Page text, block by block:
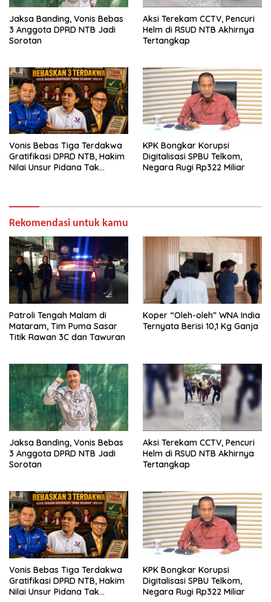
Jaksa Banding, Vonis Bebas
3 Anggota DPRD NTB Jadi
Sorotan
Aksi Terekam CCTV, Pencuri
Helm di RSUD NTB Akhirnya
Tertangkap
Vonis Bebas Tiga Terdakwa
Gratifikasi DPRD NTB, Hakim
Nilai Unsur Pidana Tak
KPK Bongkar Korupsi
Digitalisasi SPBU Telkom,
Negara Rugi Rp322 Miliar
Rekomendasi untuk kamu
Patroli Tengah Malam di
Mataram, Tim Puma Sasar
Titik Rawan 3C dan Tawuran
Koper “Oleh-oleh” WNA India
Ternyata Berisi 10,1 Kg Ganja
Jaksa Banding, Vonis Bebas
3 Anggota DPRD NTB Jadi
Sorotan
Aksi Terekam CCTV, Pencuri
Helm di RSUD NTB Akhirnya
Tertangkap
Vonis Bebas Tiga Terdakwa
Gratifikasi DPRD NTB, Hakim
Nilai Unsur Pidana Tak
KPK Bongkar Korupsi
Digitalisasi SPBU Telkom,
Negara Rugi Rp322 Miliar